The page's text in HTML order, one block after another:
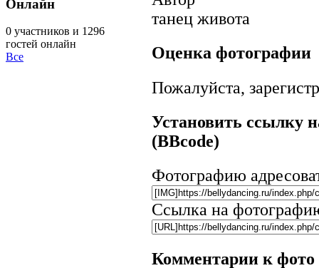
танец живота
Оценка фотографии
Пожалуйста,
Установить ссылку
(BBcode)
Фотографию
Ссылка на
Комментарии к фото
Онлайн
0 участников и 1296
гостей онлайн
Все